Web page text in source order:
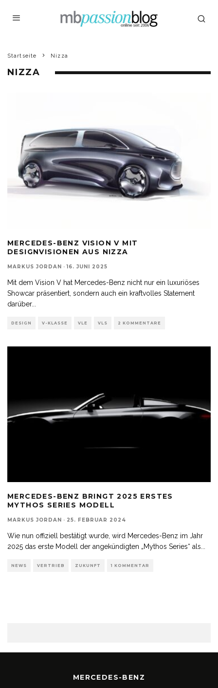
Startseite Nizza
NIZZA
MERCEDES-BENZ VISION V MIT
DESIGNVISIONEN AUS NIZZA
MARKUS JORDAN · 16. JUNI 2025
Mit dem Vision V hat Mercedes-Benz nicht nur ein luxuriöses
Showcar präsentiert, sondern auch ein kraftvolles Statement
darüber...
DESIGN V-KLASSE VLE VLS 2 KOMMENTARE
MERCEDES-BENZ BRINGT 2025 ERSTES
MYTHOS SERIES MODELL
MARKUS JORDAN · 25. FEBRUAR 2024
Wie nun offiziell bestätigt wurde, wird Mercedes-Benz im Jahr
2025 das erste Modell der angekündigten „Mythos Series“ als...
NEWS VERTRIEB ZUKUNFT 1 KOMMENTAR
MERCEDES-BENZ